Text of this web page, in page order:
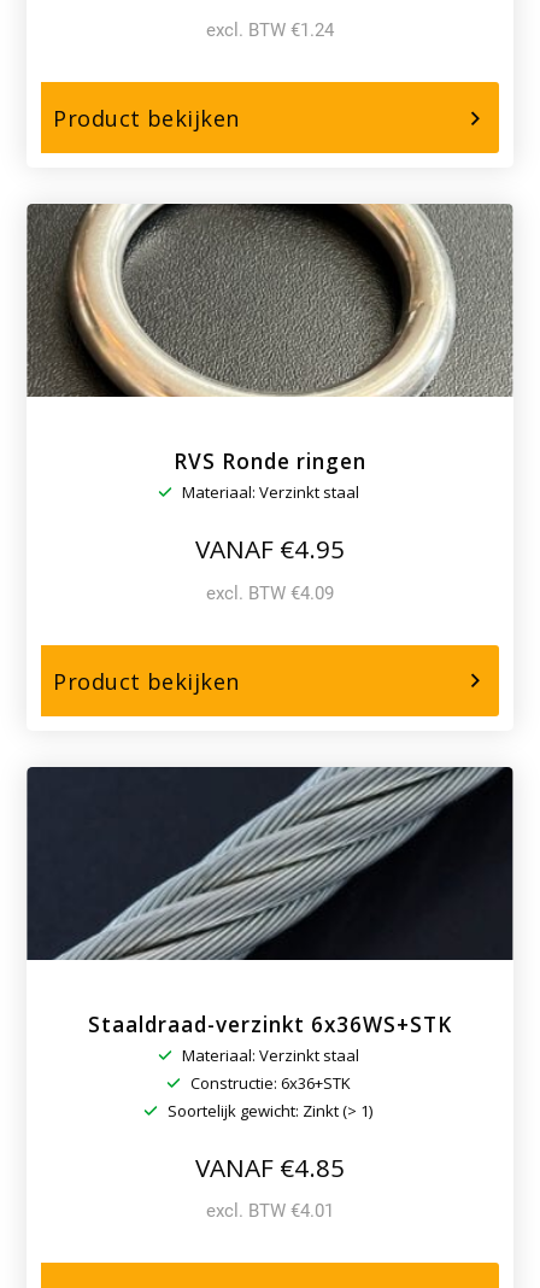
excl. BTW €1.24
Product bekijken
Karabijnhaak
line
RVS Ronde ringen
Materiaal: Verzinkt staal
VANAF €4.95
excl. BTW €4.09
Product bekijken
RVS
ringen
Staaldraad-verzinkt 6x36WS+STK
Materiaal: Verzinkt staal
Constructie: 6x36+STK
Soortelijk gewicht: Zinkt (> 1)
VANAF €4.85
excl. BTW €4.01